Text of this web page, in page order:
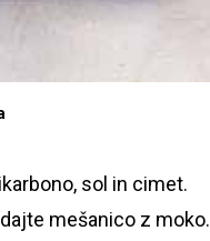
sol in cimet.
mešanico z moko.